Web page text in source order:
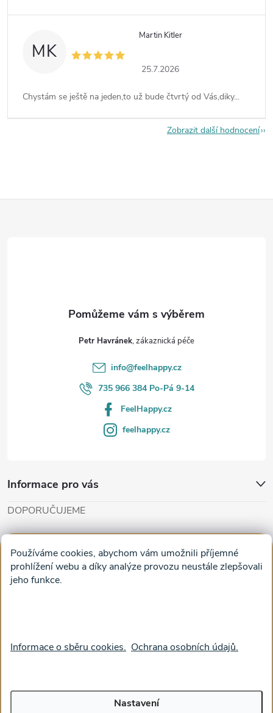
Používáme cookies, abychom vám umožnili příjemné
prohlížení webu a díky analýze provozu neustále zlepšovali
jeho funkce.
Informace o sběru cookies. Ochrana osobních údajů.
Nastavení
MK
Martin Kitler
25.7.2026
Chystám se ještě na jeden,to už bude čtvrtý od Vás,diky...
Zobrazit další hodnocení
Petr Havránek
info@feelhappy.cz
735 966 384 Po-Pá 9-14
FeelHappy.cz
feelhappy.cz
Informace pro vás
DOPORUČUJEME
Obrazy na plátně na zeď a stěnu do obýváku
Facebook